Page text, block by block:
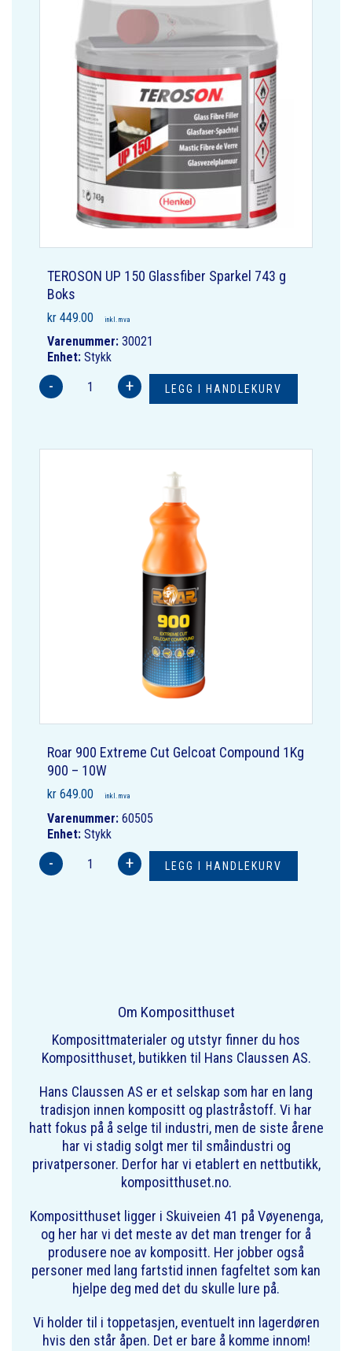
TEROSON UP 150 Glassfiber Sparkel 743 g
Boks
kr 449.00 inkl. mva
Varenummer: 30021
Enhet: Stykk
- + LEGG I HANDLEKURV
Roar 900 Extreme Cut Gelcoat Compound 1Kg
900 – 10W
kr 649.00 inkl. mva
Varenummer: 60505
Enhet: Stykk
- + LEGG I HANDLEKURV
Om Kompositthuset
Komposittmaterialer og utstyr finner du hos
Kompositthuset, butikken til Hans Claussen AS.
Hans Claussen AS er et selskap som har en lang
tradisjon innen kompositt og plastråstoff. Vi har
hatt fokus på å selge til industri, men de siste årene
har vi stadig solgt mer til småindustri og
privatpersoner. Derfor har vi etablert en nettbutikk,
kompositthuset.no.
Kompositthuset ligger i Skuiveien 41 på Vøyenenga,
og her har vi det meste av det man trenger for å
produsere noe av kompositt. Her jobber også
personer med lang fartstid innen fagfeltet som kan
hjelpe deg med det du skulle lure på.
Vi holder til i toppetasjen, eventuelt inn lagerdøren
hvis den står åpen. Det er bare å komme innom!